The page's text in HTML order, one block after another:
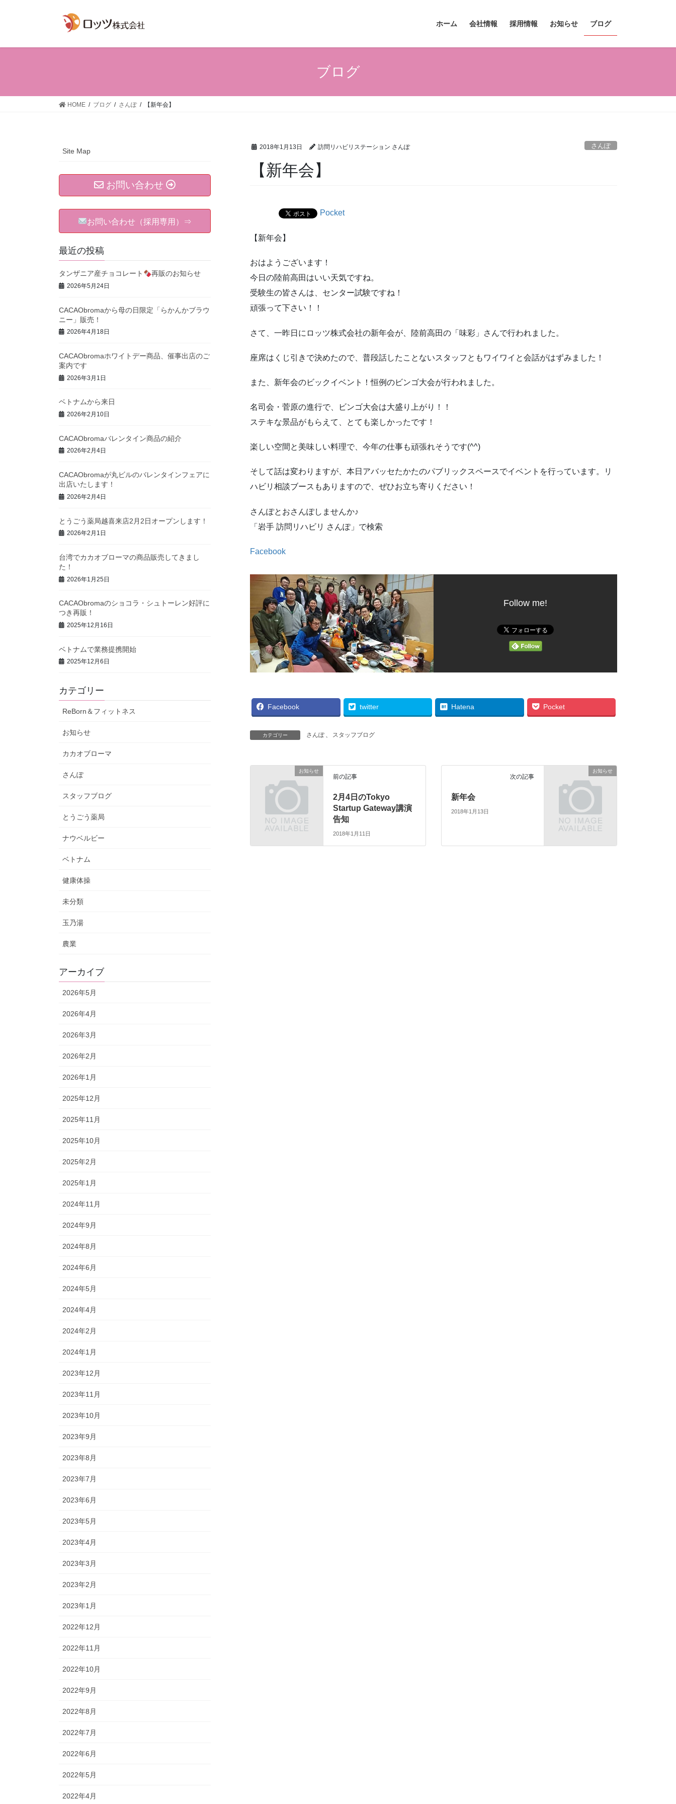
ホーム 会社情報 採用情報 お知らせ ブログ
ブログ
HOME ブログ さんぽ 【新年会】
2018年1月13日 訪問リハビリステーション さんぽ さんぽ
【新年会】
Pocket
【新年会】
おはようございます！
今日の陸前高田はいい天気ですね。
受験生の皆さんは、センター試験ですね！
頑張って下さい！！
さて、一昨日にロッツ株式会社の新年会が、陸前高田の「味彩」さんで行われました。
座席はくじ引きで決めたので、普段話したことないスタッフともワイワイと会話がはずみました！
また、新年会のビックイベント！恒例のビンゴ大会が行われました。
名司会・菅原の進行で、ビンゴ大会は大盛り上がり！！
ステキな景品がもらえて、とても楽しかったです！
楽しい空間と美味しい料理で、今年の仕事も頑張れそうです(^^)
そして話は変わりますが、本日アバッセたかたのパブリックスペースでイベントを行っています。リ
ハビリ相談ブースもありますので、ぜひお立ち寄りください！
さんぽとおさんぽしませんか♪
「岩手 訪問リハビリ さんぽ」で検索
Facebook
Follow me!
Facebook twitter Hatena Pocket
カテゴリー さんぽ 、 スタッフブログ
お知らせ
前の記事
2月4日のTokyo
Startup Gateway講演
告知
2018年1月11日
お知らせ
次の記事
新年会
2018年1月13日
Site Map
お問い合わせ
お問い合わせ（採用専用）⇒
最近の投稿
タンザニア産チョコレート 再販のお知らせ
2026年5月24日
CACAObromaから母の日限定「らかんかブラウ
ニー」販売！
2026年4月18日
CACAObromaホワイトデー商品、催事出店のご
案内です
2026年3月1日
ベトナムから来日
2026年2月10日
CACAObromaバレンタイン商品の紹介
2026年2月4日
CACAObromaが丸ビルのバレンタインフェアに
出店いたします！
2026年2月4日
とうごう薬局越喜来店2月2日オープンします！
2026年2月1日
台湾でカカオブローマの商品販売してきまし
た！
2026年1月25日
CACAObromaのショコラ・シュトーレン好評に
つき再販！
2025年12月16日
ベトナムで業務提携開始
2025年12月6日
カテゴリー
ReBorn＆フィットネス
お知らせ
カカオブローマ
さんぽ
スタッフブログ
とうごう薬局
ナウベルビー
ベトナム
健康体操
未分類
玉乃湯
農業
アーカイブ
2026年5月
2026年4月
2026年3月
2026年2月
2026年1月
2025年12月
2025年11月
2025年10月
2025年2月
2025年1月
2024年11月
2024年9月
2024年8月
2024年6月
2024年5月
2024年4月
2024年2月
2024年1月
2023年12月
2023年11月
2023年10月
2023年9月
2023年8月
2023年7月
2023年6月
2023年5月
2023年4月
2023年3月
2023年2月
2023年1月
2022年12月
2022年11月
2022年10月
2022年9月
2022年8月
2022年7月
2022年6月
2022年5月
2022年4月